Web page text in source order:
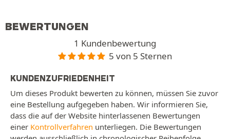
BEWERTUNGEN
1 Kundenbewertung
5 von 5 Sternen
KUNDENZUFRIEDENHEIT
Um dieses Produkt bewerten zu können, müssen Sie zuvor
eine Bestellung aufgegeben haben. Wir informieren Sie,
dass die auf der Website hinterlassenen Bewertungen
einer Kontrollverfahren unterliegen. Die Bewertungen